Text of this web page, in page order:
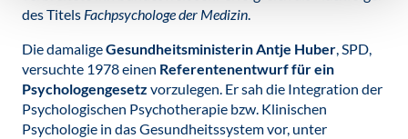
des Titels Fachpsychologe der Medizin.
Die damaligeGesundheitsministerin Antje Huber, SPD,
versuchte 1978 einen Referentenentwurf für ein
Psychologengesetz vorzulegen. Er sah die Integration der
Psychologischen Psychotherapie bzw. Klinischen
Psychologie in das Gesundheitssystem vor, unter